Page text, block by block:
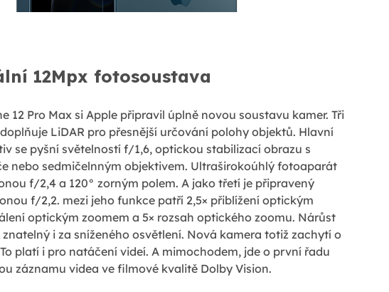
12Mpx fotosoustava
12 Pro Max si Apple připravil úplně novou soustavu kamer. Tři
LiDAR pro přesnější určování polohy objektů. Hlavní
se pyšní světelností f/1,6, optickou stabilizací obrazu s
nebo sedmičelnným objektivem. Ultraširokoúhlý fotoaparát
f/2,4 a 120° zorným polem. A jako třetí je připravený
f/2,2. mezi jeho funkce patří 2,5× přiblížení optickým
optickým zoomem a 5× rozsah optického zoomu. Nárůst
i za sníženého osvětlení. Nová kamera totiž zachytí o
platí i pro natáčení videí. A mimochodem, jde o první řadu
záznamu videa ve filmové kvalitě Dolby Vision.